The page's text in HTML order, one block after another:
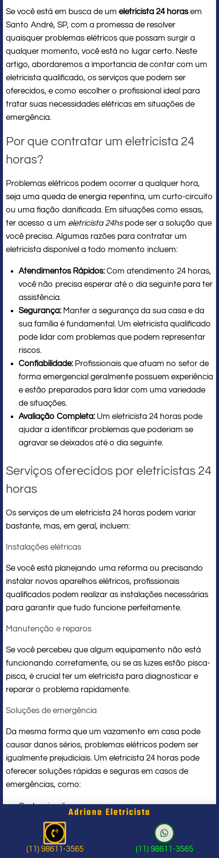
Se você está em busca de um eletricista 24 horasem
Santo André, SP, com a promessa de resolver
quaisquer problemas elétricos que possam surgir a
qualquer momento, você está no lugar certo. Neste
artigo, abordaremos a importancia de contar com um
eletricista qualificado, os serviços que podem ser
oferecidos, e como escolher o profissional ideal para
tratar suas necessidades elétricas em situações de
emergência.
Por que contratar um eletricista 24
horas?
Problemas elétricos podem ocorrer a qualquer hora,
seja uma queda de energia repentina, um curto-circuito
ou uma fiação danificada. Em situações como essas,
ter acesso a um eletricista 24hspode ser a solução que
você precisa. Algumas razões para contratar um
eletricista disponível a todo momento incluem:
Atendimentos Rápidos:Com atendimento 24 horas,
você não precisa esperar até o dia seguinte para ter
assistência.
Segurança:Manter a segurança da sua casa e da
sua família é fundamental. Um eletricista qualificado
pode lidar com problemas que podem representar
riscos.
Confiabilidade:Profissionais que atuam no setor de
forma emergencial geralmente possuem experiência
e estão preparados para lidar com uma variedade
de situações.
Avaliação Completa:Um eletricista 24 horas pode
ajudar a identificar problemas que poderiam se
agravar se deixados até o dia seguinte.
Serviços oferecidos por eletricistas 24
horas
Os serviços de um eletricista 24 horas podem variar
bastante, mas, em geral, incluem:
Instalações elétricas
Se você está planejando uma reforma ou precisando
instalar novos aparelhos elétricos, profissionais
qualificados podem realizar as instalações necessárias
para garantir que tudo funcione perfeitamente.
Manutenção e reparos
Se você percebeu que algum equipamento não está
funcionando corretamente, ou se as luzes estão pisca-
pisca, é crucial ter um eletricista para diagnosticar e
reparar o problema rapidamente.
Soluções de emergência
Da mesma forma que um vazamento em casa pode
causar danos sérios, problemas elétricos podem ser
igualmente prejudiciais. Um eletricista 24 horas pode
oferecer soluções rápidas e seguras em casos de
emergências, como:
Curto-circuitos
Problemas na fiação elétrica
Substituição de disjuntores
Adriano Eletricista
(11) 98611-3565 (11) 98611-3565